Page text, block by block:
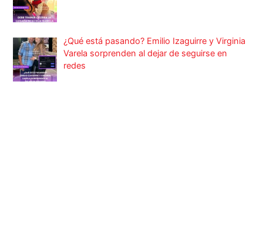
¿Qué está pasando? Emilio Izaguirre y Virginia
Varela sorprenden al dejar de seguirse en
redes